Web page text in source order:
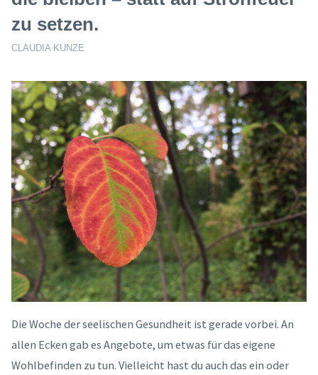
zu setzen.
CLAUDIA KUNZE
Die Woche der seelischen Gesundheit ist gerade vorbei. An
allen Ecken gab es Angebote, um etwas für das eigene
Wohlbefinden zu tun. Vielleicht hast du auch das ein oder